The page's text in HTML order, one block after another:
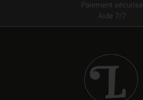
Paiement sécurisé
Aide 7/7